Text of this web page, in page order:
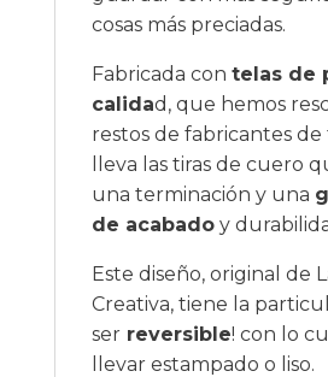
cosas más preciadas.
Fabricada con telas de
calidad, que hemos
restos de fabricantes de
lleva las tiras de cuero
una terminación y una
de acabadoy
Este diseño, original de
Creativa, tiene la
serreversible! con lo
llevar estampado o liso.